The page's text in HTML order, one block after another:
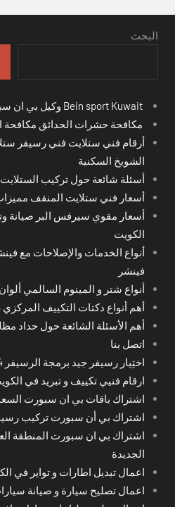
البحث
مكافحة حشرات الحدائق مكافحة
أرقام فني ستلايت فني رسيفر
الشويخ السكنية
أسئلة شائعة حول تركيب
أسعار فني ستلايت المنقف
أسعار مقوي سيرفس البر صيانة
الكويت
أنواع الخدمات والإصلاحات مع
فينشر
أنواع شتر و المينوم السالمي
أهم أنواع دكتات التكييف
أهم الأسئلة الشائعة حول حداد
اتصل بنا
اختِيار رسيفر جيد برمجة الرسيفر 24 ساعة في الكويت
ارقام فنيي تكييف و تبريد في
اشتراك باقات بي ان سبورت
اشتراك بي أن سبورت تركيب
الجديدة
اعمال تبديل اطارات و تواير في
اعمال تصليح سيارة و صيانة